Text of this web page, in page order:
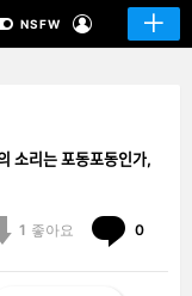
NSFW
포동포동인가,
1 좋아요 0